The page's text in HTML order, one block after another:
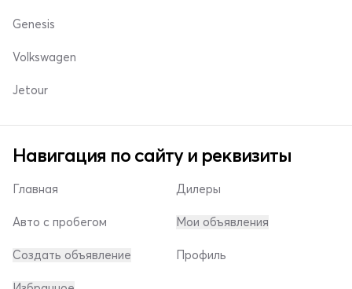
Genesis
Volkswagen
Jetour
Навигация по сайту и реквизиты
Главная
Авто с пробегом
Создать объявление
Дилеры
Мои объявления
Профиль